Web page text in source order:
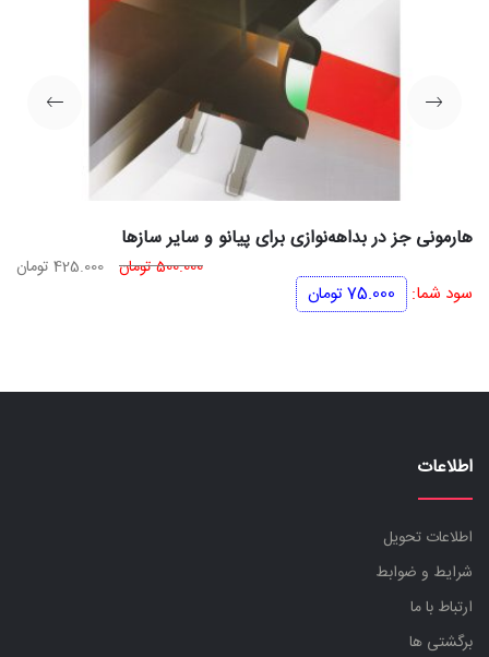
هارمونی جز در بداهه‌نوازی برای پیانو و سایر سازها
500.000تومان قیمت
425.000 تومان
سود شما: 75.000تومان
اطلاعات
اطلاعات تحویل
شرایط و ضوابط
ارتباط با ما
برگشتی ها